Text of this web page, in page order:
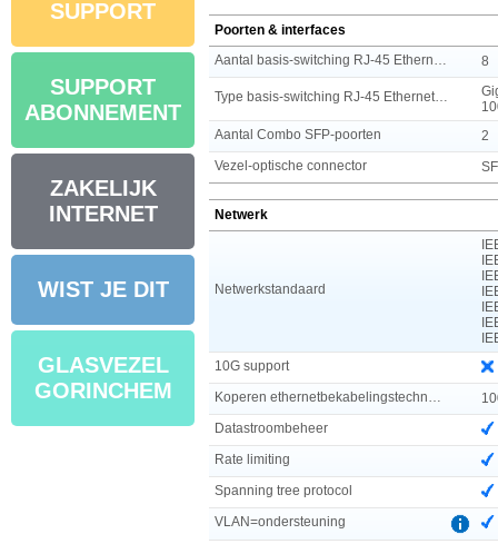
SUPPORT
SUPPORT
ABONNEMENT
ZAKELIJK
INTERNET
WIST JE DIT
GLASVEZEL
GORINCHEM
Poorten & interfaces
8
Aantal Combo SFP-poorten
2
Vezel-optische connector
Netwerk
Netwerkstandaard
10G support
Datastroombeheer
Rate limiting
Spanning tree protocol
VLAN=ondersteuning